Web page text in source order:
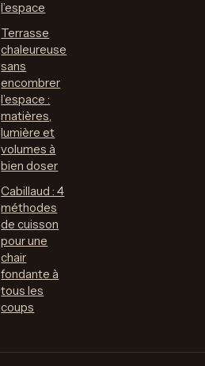
l’espace
Terrasse
chaleureuse
sans
encombrer
l’espace :
matières,
lumière et
volumes à
bien doser
Cabillaud : 4
méthodes
de cuisson
pour une
chair
fondante à
tous les
coups